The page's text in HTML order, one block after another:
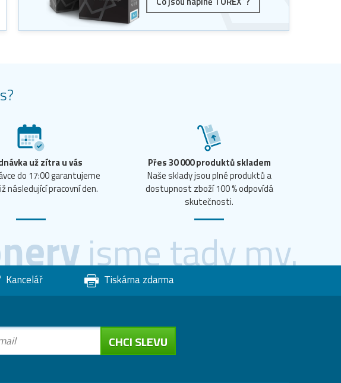
už zítra u vás
do 17:00 garantujeme
následující pracovní den.
Přes 30 000 produktů skladem
Naše sklady jsou plné produktů a
dostupnost zboží 100 % odpovídá
skutečnosti.
jsme tady my.
Kancelář Tiskárna zdarma
CHCI SLEVU